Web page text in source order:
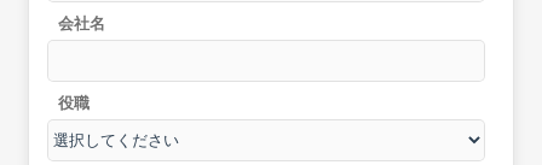
会社名
役職